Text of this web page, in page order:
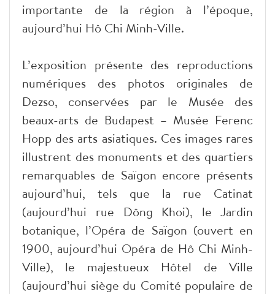
importante de la région à l’époque,
aujourd’hui Hô Chi Minh-Ville.
L’exposition présente des reproductions
numériques des photos originales de
Dezso, conservées par le Musée des
beaux-arts de Budapest – Musée Ferenc
Hopp des arts asiatiques. Ces images rares
illustrent des monuments et des quartiers
remarquables de Saïgon encore présents
aujourd’hui, tels que la rue Catinat
(aujourd’hui rue Dông Khoi), le Jardin
botanique, l’Opéra de Saïgon (ouvert en
1900, aujourd’hui Opéra de Hô Chi Minh-
Ville), le majestueux Hôtel de Ville
(aujourd’hui siège du Comité populaire de